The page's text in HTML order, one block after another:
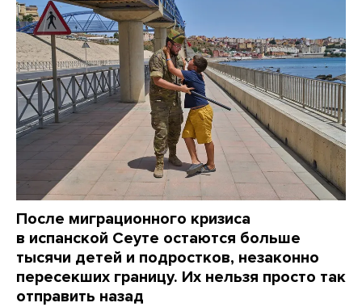
После миграционного кризиса
в испанской Сеуте остаются больше
тысячи детей и подростков, незаконно
пересекших границу. Их нельзя просто так
отправить назад